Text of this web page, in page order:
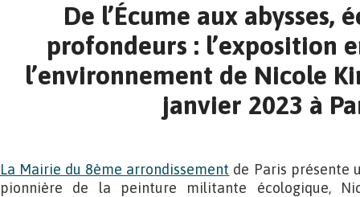
De l’Écume aux abysses,
profondeurs : l’exposition
l’environnement de Nicole
janvier 2023 à
La Mairie du 8ème arrondissement de Paris présente
pionnière de la peinture militante écologique,